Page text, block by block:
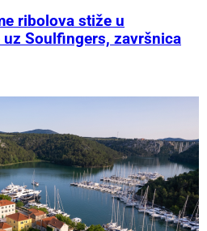
ribolova stiže u
uz Soulfingers, završnica